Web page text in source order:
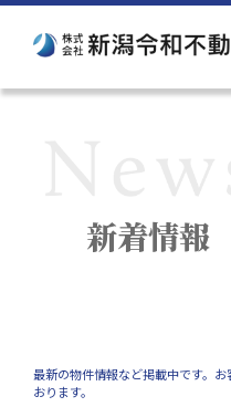
新着情報
最新の物件情報など掲載中です。
おります。